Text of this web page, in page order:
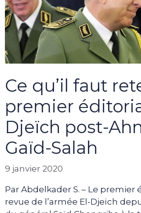
Ce qu’il faut
premier
Djeïch post-
Gaïd-Salah
9 janvier 2020
Par Abdelkader S. – Le premier
revue de l’armée El-Djeïch